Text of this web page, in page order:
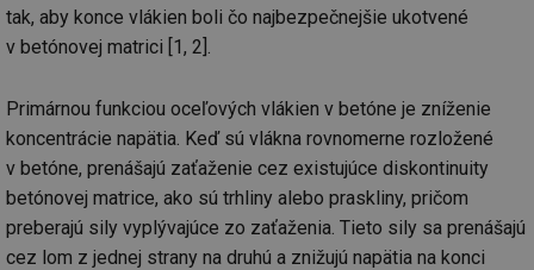
tak, aby konce vlákien boli čo najbezpečnejšie ukotvené
v betónovej matrici [1, 2].
Primárnou funkciou oceľových vlákien v betóne je zníženie
koncentrácie napätia. Keď sú vlákna rovnomerne rozložené
v betóne, prenášajú zaťaženie cez existujúce diskontinuity
betónovej matrice, ako sú trhliny alebo praskliny, pričom
preberajú sily vyplývajúce zo zaťaženia. Tieto sily sa prenášajú
cez lom z jednej strany na druhú a znižujú napätia na konci